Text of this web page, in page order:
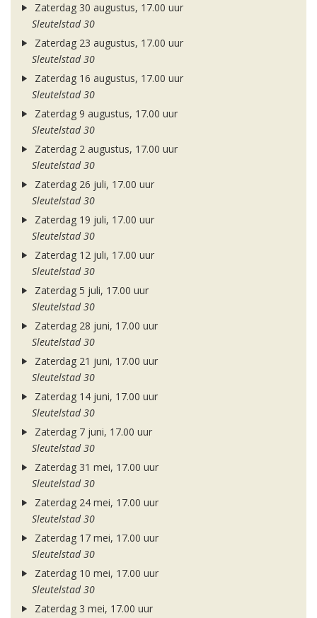
Zaterdag 30 augustus, 17.00 uur
Sleutelstad 30
Zaterdag 23 augustus, 17.00 uur
Sleutelstad 30
Zaterdag 16 augustus, 17.00 uur
Sleutelstad 30
Zaterdag 9 augustus, 17.00 uur
Sleutelstad 30
Zaterdag 2 augustus, 17.00 uur
Sleutelstad 30
Zaterdag 26 juli, 17.00 uur
Sleutelstad 30
Zaterdag 19 juli, 17.00 uur
Sleutelstad 30
Zaterdag 12 juli, 17.00 uur
Sleutelstad 30
Zaterdag 5 juli, 17.00 uur
Sleutelstad 30
Zaterdag 28 juni, 17.00 uur
Sleutelstad 30
Zaterdag 21 juni, 17.00 uur
Sleutelstad 30
Zaterdag 14 juni, 17.00 uur
Sleutelstad 30
Zaterdag 7 juni, 17.00 uur
Sleutelstad 30
Zaterdag 31 mei, 17.00 uur
Sleutelstad 30
Zaterdag 24 mei, 17.00 uur
Sleutelstad 30
Zaterdag 17 mei, 17.00 uur
Sleutelstad 30
Zaterdag 10 mei, 17.00 uur
Sleutelstad 30
Zaterdag 3 mei, 17.00 uur